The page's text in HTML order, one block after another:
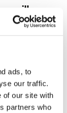
ads, to
our traffic.
of our site with
partners who
millones